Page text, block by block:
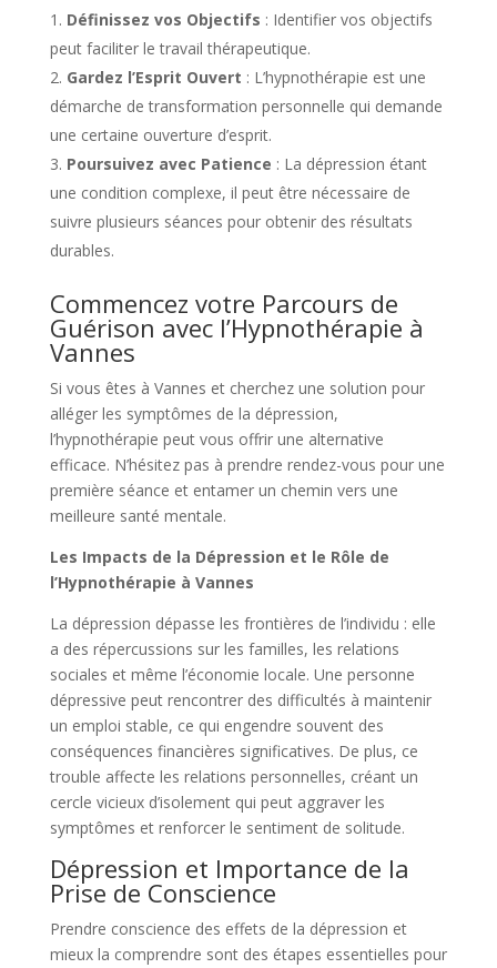
Définissez vos Objectifs : Identifier vos objectifs
peut faciliter le travail thérapeutique.
Gardez l’Esprit Ouvert : L’hypnothérapie est une
démarche de transformation personnelle qui demande
une certaine ouverture d’esprit.
Poursuivez avec Patience : La dépression étant
une condition complexe, il peut être nécessaire de
suivre plusieurs séances pour obtenir des résultats
durables.
Commencez votre Parcours de
Guérison avec l’Hypnothérapie à
Vannes
Si vous êtes à Vannes et cherchez une solution pour
alléger les symptômes de la dépression,
l’hypnothérapie peut vous offrir une alternative
efficace. N’hésitez pas à prendre rendez-vous pour une
première séance et entamer un chemin vers une
meilleure santé mentale.
Les Impacts de la Dépression et le Rôle de
l’Hypnothérapie à Vannes
La dépression dépasse les frontières de l’individu : elle
a des répercussions sur les familles, les relations
sociales et même l’économie locale. Une personne
dépressive peut rencontrer des difficultés à maintenir
un emploi stable, ce qui engendre souvent des
conséquences financières significatives. De plus, ce
trouble affecte les relations personnelles, créant un
cercle vicieux d’isolement qui peut aggraver les
symptômes et renforcer le sentiment de solitude.
Dépression et Importance de la
Prise de Conscience
Prendre conscience des effets de la dépression et
mieux la comprendre sont des étapes essentielles pour